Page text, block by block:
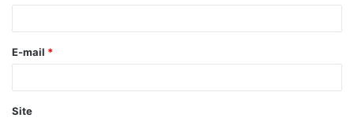
E-mail *
Site